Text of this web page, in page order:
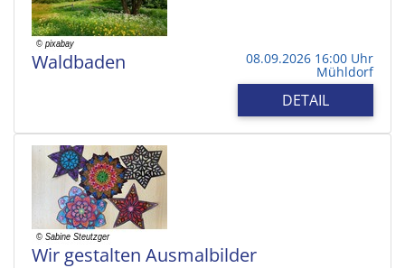
Waldbaden 08.09.2026 16:00 Uhr
Mühldorf
DETAIL
Wir gestalten Ausmalbilder